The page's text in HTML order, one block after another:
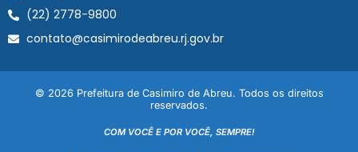
(22) 2778-9800
contato@casimirodeabreu.rj.gov.br
© 2026 Prefeitura de Casimiro de Abreu. Todos os direitos
reservados.
COM VOCÊ E POR VOCÊ, SEMPRE!